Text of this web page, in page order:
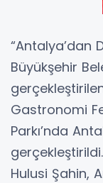
“Antalya’dan
Büyükşehir
Gastronomi
Parkı’nda
Hulusi Şahin,